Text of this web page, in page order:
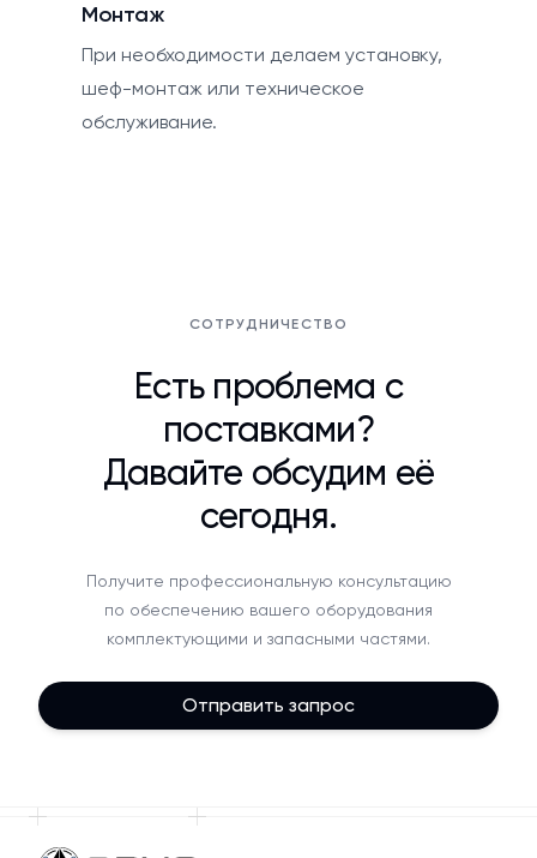
Монтаж
При необходимости делаем установку,
шеф-монтаж или техническое
обслуживание.
СОТРУДНИЧЕСТВО
Есть проблема с
поставками?
Давайте обсудим её
сегодня.
Получите профессиональную консультацию
по обеспечению вашего оборудования
комплектующими и запасными частями.
Отправить запрос